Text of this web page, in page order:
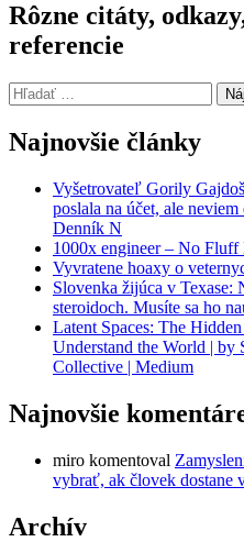
Rôzne citáty,
referencie
Hľadať:
Najnovšie články
Vyšetrovateľ Gorily
poslala na účet, ale
Denník N
1000x engineer – No Fluff
Vyvratene hoaxy o
Slovenka žijúca v Texase:
steroidoch. Musíte sa ho
Latent Spaces: The
Understand the World | by
Collective | Medium
Najnovšie
miro komentoval
vybrať, ak človek dostane
Archív